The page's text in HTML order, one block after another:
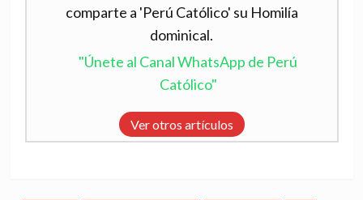
comparte a 'Perú Católico' su Homilía
dominical.
"Únete al Canal WhatsApp de Perú
Católico"
Ver otros artículos